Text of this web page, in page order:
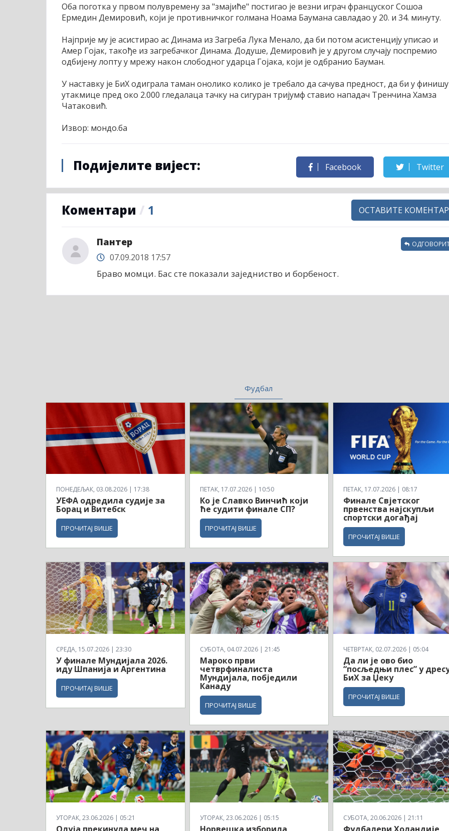
Оба поготка у првом полувремену за "змајиће" постигао је везни играч француског Сошоа
Ермедин Демировић, који је противничког голмана Ноама Баумана савладао у 20. и 34. минуту.
Најприје му је асистирао ас Динама из Загреба Лука Менало, да би потом асистенцију уписао и
Амер Гојак, такође из загребачког Динама. Додуше, Демировић је у другом случају поспремио
одбијену лопту у мрежу након слободног ударца Гојака, који је одбранио Бауман.
У наставку је БиХ одиграла таман онолико колико је требало да сачува предност, да би у финишу
утакмице пред око 2.000 гледалаца тачку на сигуран тријумф ставио нападач Тренчина Хамза
Чатаковић.
Извор: мондо.ба
Подијелите вијест: Facebook Twitter
Коментари / 1 ОСТАВИТЕ КОМЕНТАР
Пантер
07.09.2018 17:57
Браво момци. Бас сте показали заједниство и борбеност.
Фудбал
ПОНЕДЕЉАК, 03.08.2026 | 17:38
УЕФА одредила судије за
Борац и Витебск
ПРОЧИТАЈ ВИШЕ
ПЕТАК, 17.07.2026 | 10:50
Ко је Славко Винчић који
ће судити финале СП?
ПРОЧИТАЈ ВИШЕ
ПЕТАК, 17.07.2026 | 08:17
Финале Свјетског
првенства најскупљи
спортски догађај
ПРОЧИТАЈ ВИШЕ
СРЕДА, 15.07.2026 | 23:30
У финале Мундијала 2026.
иду Шпанија и Аргентина
ПРОЧИТАЈ ВИШЕ
СУБОТА, 04.07.2026 | 21:45
Мароко први
четврфиналиста
Мундијала, побједили
Канаду
ПРОЧИТАЈ ВИШЕ
ЧЕТВРТАК, 02.07.2026 | 05:04
Да ли је ово био
“посљедњи плес” у
БиХ за Џеку
ПРОЧИТАЈ ВИШЕ
УТОРАК, 23.06.2026 | 05:21
Олуја прекинула меч на
УТОРАК, 23.06.2026 | 05:15
Норвешка изборила
СУБОТА, 20.06.2026 | 21:11
Фудбалери Холандије